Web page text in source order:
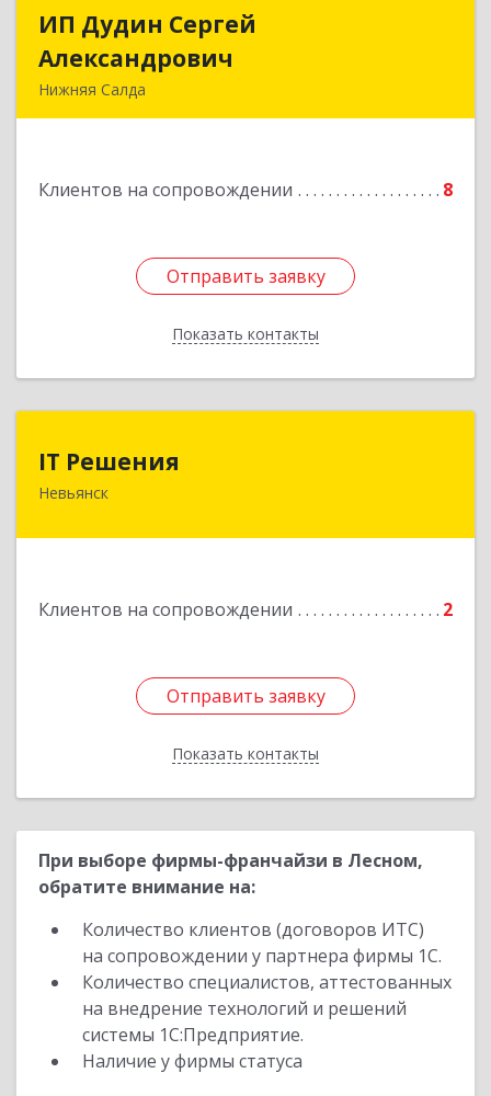
ИП Дудин Сергей
Александрович
Нижняя Салда
Клиентов на сопровождении 8
Отправить заявку
Показать контакты
ИП Дудин Сергей
Подробнее
Отправить заявку
Назад
IT Решения
Невьянск
Клиентов на сопровождении 2
Отправить заявку
Показать контакты
Отправить заявку
Назад
При выборе фирмы-франчайзи в Лесном,
обратите внимание на:
Количество клиентов (договоров ИТС)
на сопровождении у партнера фирмы 1С.
Количество специалистов, аттестованных
на внедрение технологий и решений
системы 1С:Предприятие.
Наличие у фирмы статуса